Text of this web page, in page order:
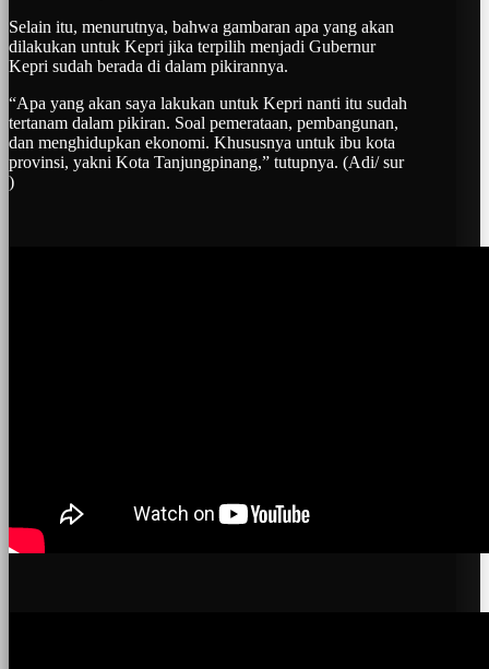
Selain itu, menurutnya, bahwa gambaran apa yang akan
dilakukan untuk Kepri jika terpilih menjadi Gubernur
Kepri sudah berada di dalam pikirannya.
“Apa yang akan saya lakukan untuk Kepri nanti itu sudah
tertanam dalam pikiran. Soal pemerataan, pembangunan,
dan menghidupkan ekonomi. Khususnya untuk ibu kota
provinsi, yakni Kota Tanjungpinang,” tutupnya. (Adi/ sur
)